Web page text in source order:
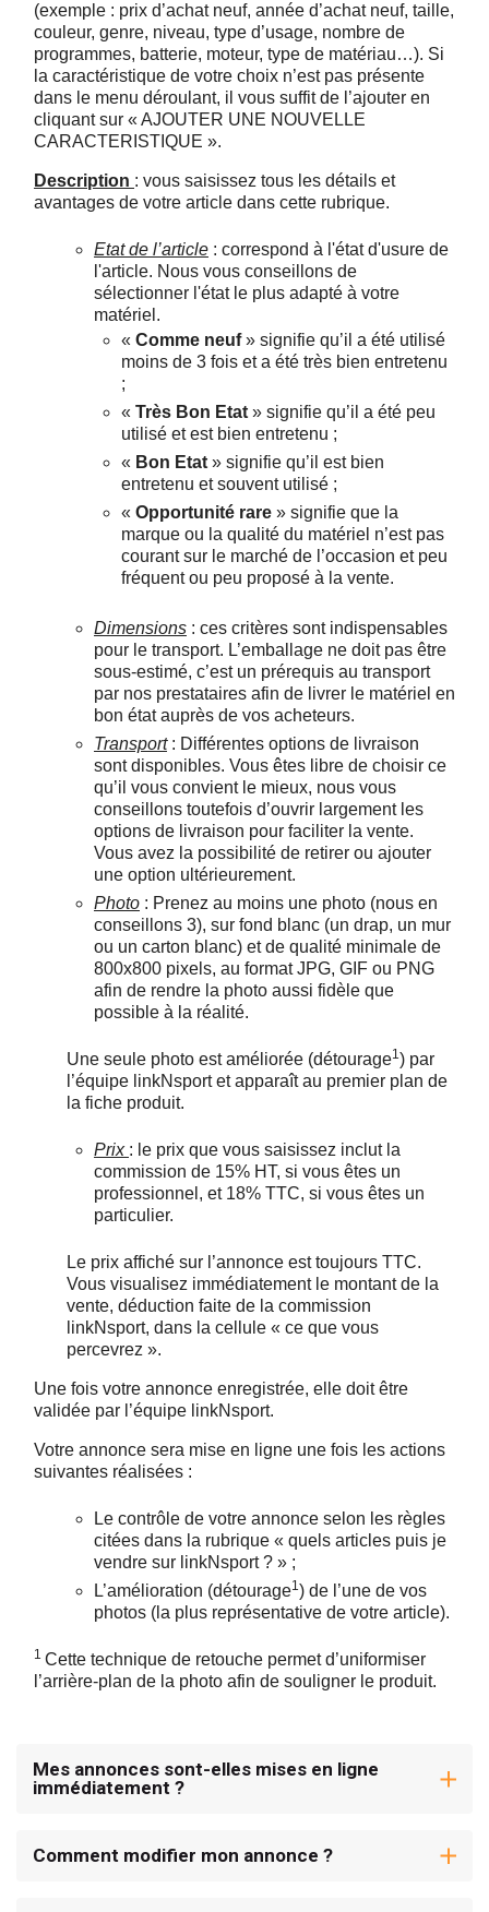
(exemple : prix d’achat neuf, année d’achat neuf, taille,
couleur, genre, niveau, type d’usage, nombre de
programmes, batterie, moteur, type de matériau…). Si
la caractéristique de votre choix n’est pas présente
dans le menu déroulant, il vous suffit de l’ajouter en
cliquant sur « AJOUTER UNE NOUVELLE
CARACTERISTIQUE ».
Description : vous saisissez tous les détails et
avantages de votre article dans cette rubrique.
Etat de l’article : correspond à l'état d'usure de
l'article. Nous vous conseillons de
sélectionner l'état le plus adapté à votre
matériel.
« Comme neuf» signifie qu’il a été utilisé
moins de 3 fois et a été très bien entretenu
;
« Très Bon Etat » signifie qu’il a été peu
utilisé et est bien entretenu ;
« Bon Etat » signifie qu’il est bien
entretenu et souvent utilisé ;
« Opportunité rare » signifie que la
marque ou la qualité du matériel n’est pas
courant sur le marché de l’occasion et peu
fréquent ou peu proposé à la vente.
Dimensions : ces critères sont indispensables
pour le transport. L’emballage ne doit pas être
sous-estimé, c’est un prérequis au transport
par nos prestataires afin de livrer le matériel en
bon état auprès de vos acheteurs.
Transport : Différentes options de livraison
sont disponibles. Vous êtes libre de choisir ce
qu’il vous convient le mieux, nous vous
conseillons toutefois d’ouvrir largement les
options de livraison pour faciliter la vente.
Vous avez la possibilité de retirer ou ajouter
une option ultérieurement.
Photo : Prenez au moins une photo (nous en
conseillons 3), sur fond blanc (un drap, un mur
ou un carton blanc) et de qualité minimale de
800x800 pixels, au format JPG, GIF ou PNG
afin de rendre la photo aussi fidèle que
possible à la réalité.
Une seule photo est améliorée (détourage1) par
l’équipe linkNsport et apparaît au premier plan de
la fiche produit.
Prix : le prix que vous saisissez inclut la
commission de 15% HT, si vous êtes un
professionnel, et 18% TTC, si vous êtes un
particulier.
Le prix affiché sur l’annonce est toujours TTC.
Vous visualisez immédiatement le montant de la
vente, déduction faite de la commission
linkNsport, dans la cellule « ce que vous
percevrez ».
Une fois votre annonce enregistrée, elle doit être
validée par l’équipe linkNsport.
Votre annonce sera mise en ligne une fois les actions
suivantes réalisées :
Le contrôle de votre annonce selon les règles
citées dans la rubrique « quels articles puis je
vendre sur linkNsport ? » ;
L’amélioration (détourage1) de l’une de vos
photos (la plus représentative de votre article).
1 Cette technique de retouche permet d’uniformiser
l’arrière-plan de la photo afin de souligner le produit.
Mes annonces sont-elles mises en ligne
immédiatement ?
Comment modifier mon annonce ?